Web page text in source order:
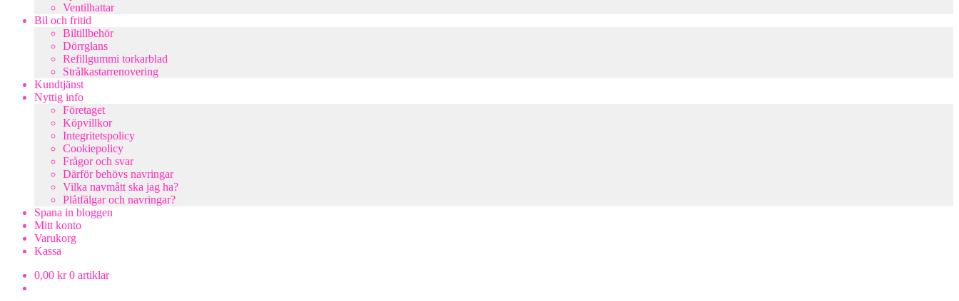
Ventilhattar
Bil och fritid
Biltillbehör
Dörrglans
Refillgummi torkarblad
Strålkastarrenovering
Kundtjänst
Nyttig info
Företaget
Köpvillkor
Integritetspolicy
Cookiepolicy
Frågor och svar
Därför behövs navringar
Vilka navmått ska jag ha?
Plåtfälgar och navringar?
Spana in bloggen
Mitt konto
Varukorg
Kassa
0,00 kr 0 artiklar